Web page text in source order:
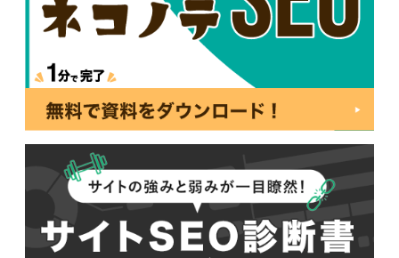
047-114-3111 平日AM9:30~PM8:00
無料相談・
お問い合わせ
サイトSEO診断
申し込み